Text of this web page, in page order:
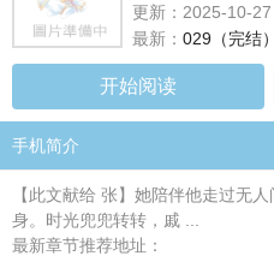
更新：2025-10-
最新： 029（完结）
开始阅读
手机简介
【此文献给 张】她陪伴他走过无
身。时光兜兜转转，戚 ...
最新章节推荐地址：